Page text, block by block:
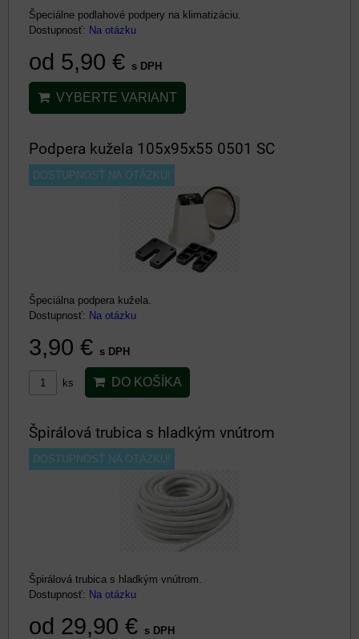
Špeciálne podlahové podpery na klimatizáciu.
Dostupnosť: Na otázku
od 5,90 € s DPH
VYBERTE VARIANT
Podpera kužela 105x95x55 0501 SC
DOSTUPNOSŤ NA OTÁZKU!
Špeciálna podpera kužela.
Dostupnosť: Na otázku
3,90 € s DPH
ks DO KOŠÍKA
Špirálová trubica s hladkým vnútrom
DOSTUPNOSŤ NA OTÁZKU!
Špirálová trubica s hladkým vnútrom.
Dostupnosť: Na otázku
od 29,90 € s DPH